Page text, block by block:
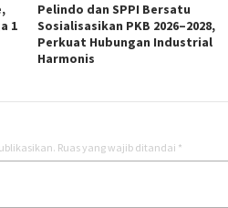
1
Pelindo dan SPPI Bersatu
Sosialisasikan PKB 2026–2028,
Perkuat Hubungan Industrial
Harmonis
Ruas yang wajib ditandai *